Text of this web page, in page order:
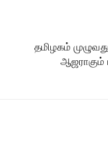
தமிழகம்
ஆஜராகும்